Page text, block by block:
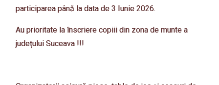
participarea până la data de 3 Iunie 2026.
Au prioritate la înscriere copiii din zona de munte a
județului Suceava !!!